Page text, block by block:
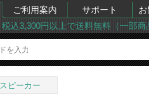
ご利用案内 サポート
税込3,300円以上で送料無料（一部商
スピーカー